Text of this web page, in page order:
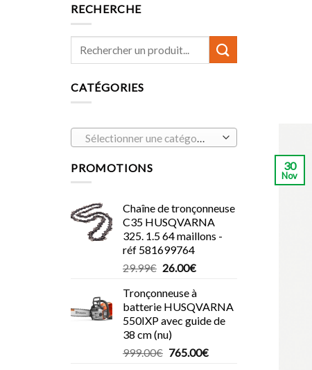
RECHERCHE
CATÉGORIES
PROMOTIONS
Chaîne de tronçonneuse
C35 HUSQVARNA
325. 1.5 64 maillons -
réf 581699764
29.99€ Le
initial
était :
29.99€.
26.00€Le
actuel
est :
26.00€.
Tronçonneuse à
batterie HUSQVARNA
550IXP avec guide de
38 cm (nu)
999.00€ Le
765.00€Le
30
Nov